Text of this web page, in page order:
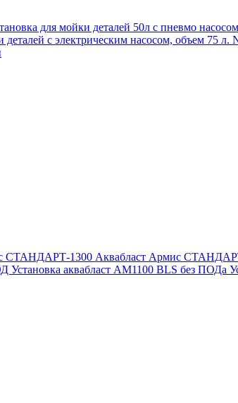
для мойки деталей 50л с пневмо
деталей с электрическим насосом, объем 75
СТАНДАРТ-1300 Аквабласт Армис
Установка аквабласт AM1100 BLS без ПОДа